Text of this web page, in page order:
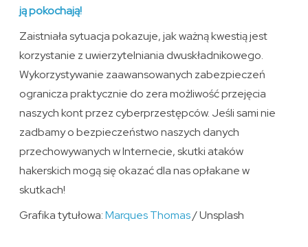
ją pokochają!
Zaistniała sytuacja pokazuje, jak ważną kwestią jest
korzystanie z uwierzytelniania dwuskładnikowego.
Wykorzystywanie zaawansowanych zabezpieczeń
ogranicza praktycznie do zera możliwość przejęcia
naszych kont przez cyberprzestępców. Jeśli sami nie
zadbamy o bezpieczeństwo naszych danych
przechowywanych w Internecie, skutki ataków
hakerskich mogą się okazać dla nas opłakane w
skutkach!
Grafika tytułowa:Marques Thomas/ Unsplash